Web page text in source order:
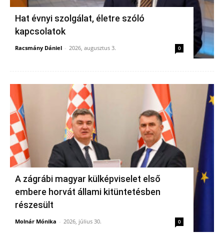
Hat évnyi szolgálat, életre szóló
kapcsolatok
Racsmány Dániel - 2026, augusztus 3. 0
A zágrábi magyar külképviselet első
embere horvát állami kitüntetésben
részesült
Molnár Mónika - 2026, július 30. 0